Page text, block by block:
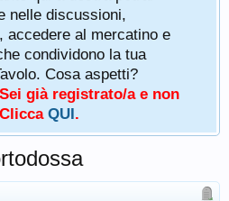
nelle discussioni,
accedere al mercatino e
condividono la tua
Cosa aspetti?
Sei già registrato/a e non
QUI.